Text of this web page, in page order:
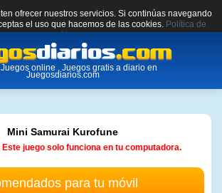
ofrecer nuestros servicios. Si continúas navegando
el uso que hacemos de las cookies. Política de
cookies.
online , Juegos gratis a diario en
Juegosdiarios.com
Mini Samurai Kurofune
Este juego solo funciona en tu computadora.
para tu móvil